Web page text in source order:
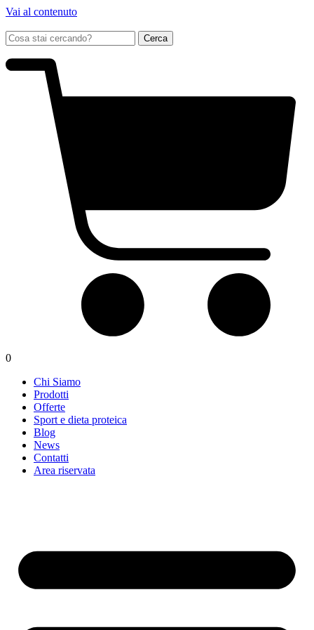
Vai al contenuto
0
Chi Siamo
Prodotti
Offerte
Sport e dieta proteica
Blog
News
Contatti
Area riservata